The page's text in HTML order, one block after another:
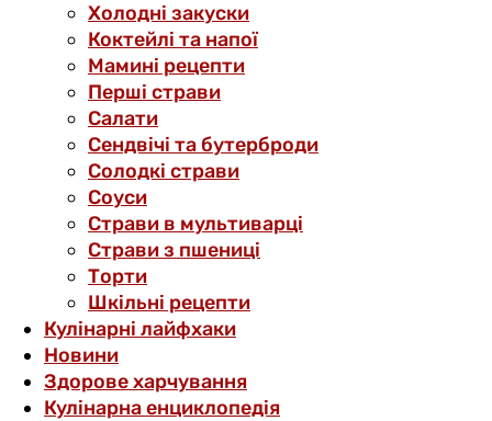
Холодні закуски
Коктейлі та напої
Мамині рецепти
Перші страви
Салати
Сендвічі та бутерброди
Солодкі страви
Соуси
Страви в мультиварці
Страви з пшениці
Торти
Шкільні рецепти
Кулінарні лайфхаки
Новини
Здорове харчування
Кулінарна енциклопедія